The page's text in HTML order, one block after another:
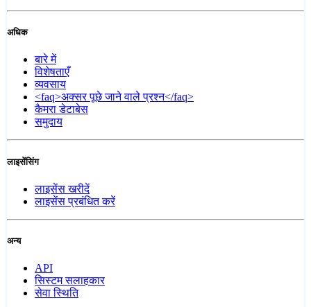
अधिक
बारे में
विशेषताएँ
व्यवसाय
<faq>अक्सर पूछे जाने वाले प्रश्न</faq>
कैमरा डेटाबेस
समुदाय
लाइसेंसिंग
लाइसेंस खरीदें
लाइसेंस प्रबंधित करें
अन्य
API
सिस्टम सलाहकार
सेवा स्थिति